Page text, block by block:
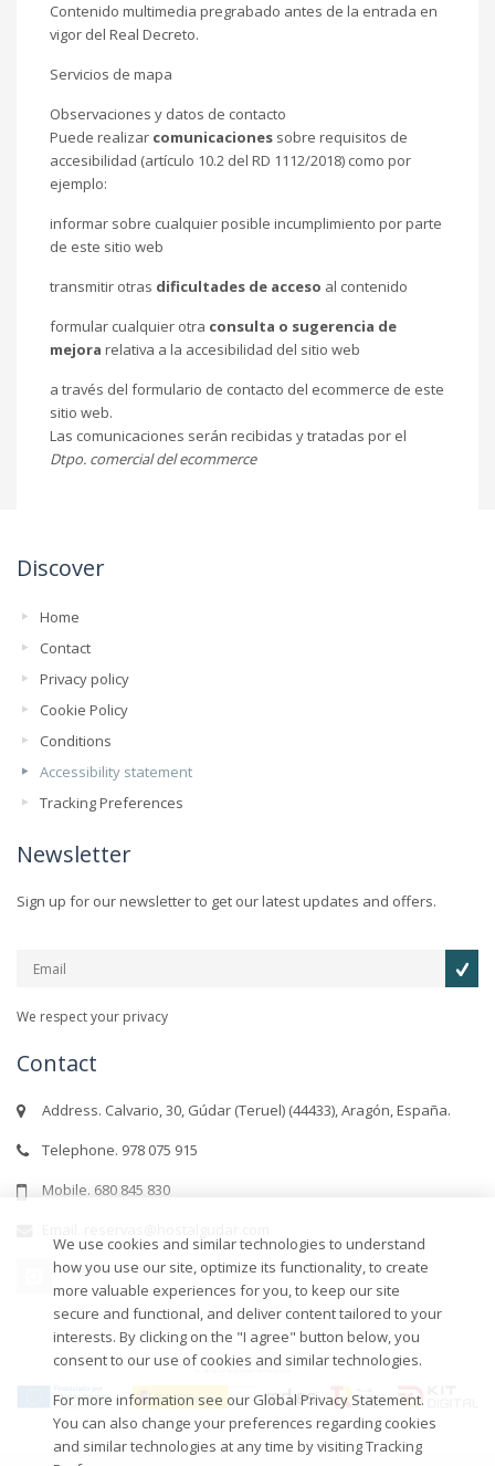
Contenido multimedia pregrabado antes de la entrada en
vigor del Real Decreto.
Servicios de mapa
Observaciones y datos de contacto
Puede realizar comunicaciones sobre requisitos de
accesibilidad (artículo 10.2 del RD 1112/2018) como por
ejemplo:
informar sobre cualquier posible incumplimiento por parte
de este sitio web
transmitir otras dificultades de acceso al contenido
formular cualquier otra consulta o sugerencia de
mejora relativa a la accesibilidad del sitio web
a través del formulario de contacto del ecommerce de este
sitio web.
Las comunicaciones serán recibidas y tratadas por el
Dtpo. comercial del ecommerce
Discover
Home
Contact
Privacy policy
Cookie Policy
Conditions
Accessibility statement
Tracking Preferences
Newsletter
Sign up for our newsletter to get our latest updates and offers.
We respect your privacy
Contact
Address. Calvario, 30, Gúdar (Teruel) (44433), Aragón, España.
Telephone. 978 075 915
Mobile. 680 845 830
We use cookies and similar technologies to understand
how you use our site, optimize its functionality, to create
more valuable experiences for you, to keep our site
secure and functional, and deliver content tailored to your
interests. By clicking on the "I agree" button below, you
consent to our use of cookies and similar technologies.
For more information see our Global Privacy Statement.
You can also change your preferences regarding cookies
and similar technologies at any time by visiting Tracking